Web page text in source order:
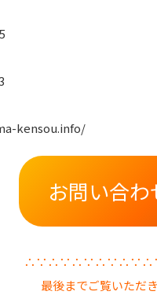
kensou.info/
お問い合
最後までご覧いただ